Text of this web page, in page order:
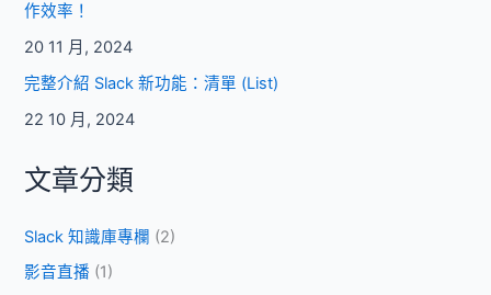
作效率！
20 11 月, 2024
完整介紹 Slack 新功能：清單 (List)
22 10 月, 2024
文章分類
Slack 知識庫專欄 (2)
影音直播 (1)